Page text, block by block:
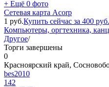
+ Ещё 0 фото
Сетевая карта Acorp
1 руб.Купить сейчас за 400 руб.
Компьютеры, оргтехника,
Другое/
Торги завершены
0
Красноярский край,
bes2010
142